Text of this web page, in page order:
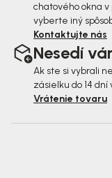
chatového okna
vyberte iný
Kontaktujte nás
Nesedí
Ak ste si vybrali
zásielku do 14 dní
Vrátenie tovaru